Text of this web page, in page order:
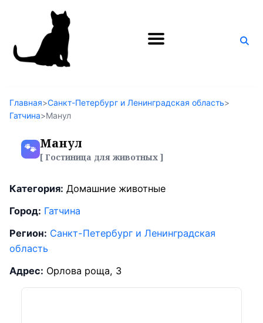
Поиск
Главная>Санкт-Петербург и Ленинградская область>
Гатчина>Манул
🐾 Манул
[ Гостиница для животных ]
Категория: Домашние животные
Город: Гатчина
Регион: Санкт-Петербург и Ленинградская
область
Адрес: Орлова роща, 3